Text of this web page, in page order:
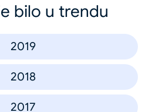
bilo u trendu
2019
2018
2017